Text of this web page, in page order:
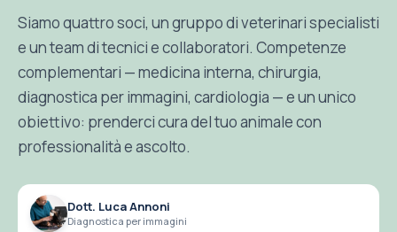
Siamo quattro soci, un gruppo di veterinari specialisti
e un team di tecnici e collaboratori. Competenze
complementari — medicina interna, chirurgia,
diagnostica per immagini, cardiologia — e un unico
obiettivo: prenderci cura del tuo animale con
professionalità e ascolto.
Dott. Luca Annoni
Diagnostica per immagini